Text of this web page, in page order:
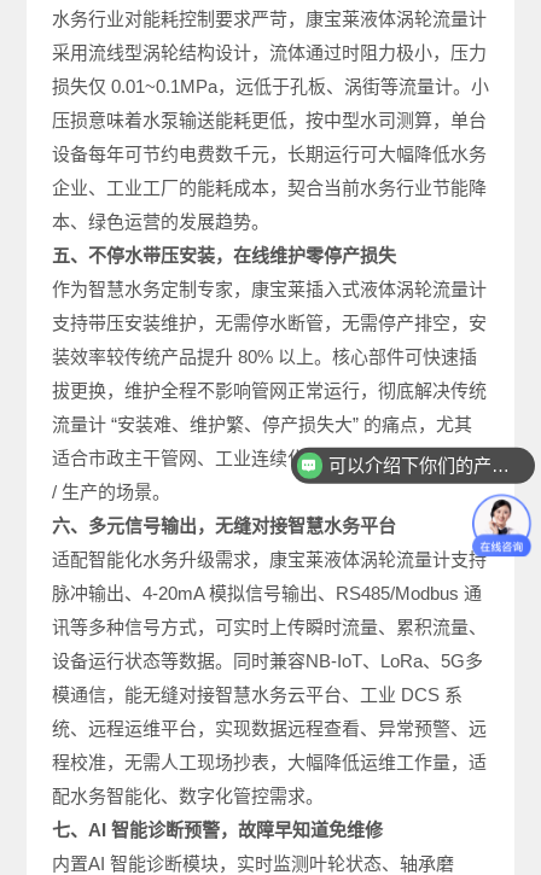
水务行业对能耗控制要求严苛，康宝莱液体涡轮流量计
采用流线型涡轮结构设计，流体通过时阻力极小，压力
损失仅 0.01~0.1MPa，远低于孔板、涡街等流量计。小
压损意味着水泵输送能耗更低，按中型水司测算，单台
设备每年可节约电费数千元，长期运行可大幅降低水务
企业、工业工厂的能耗成本，契合当前水务行业节能降
本、绿色运营的发展趋势。
五、不停水带压安装，在线维护零停产损失
作为智慧水务定制专家，康宝莱插入式液体涡轮流量计
支持带压安装维护，无需停水断管，无需停产排空，安
装效率较传统产品提升 80% 以上。核心部件可快速插
拔更换，维护全程不影响管网正常运行，彻底解决传统
流量计 “安装难、维护繁、停产损失大” 的痛点，尤其
适合市政主干管网、工业连续化生产线等不能中断供水
/ 生产的场景。
六、多元信号输出，无缝对接智慧水务平台
适配智能化水务升级需求，康宝莱液体涡轮流量计支持
脉冲输出、4-20mA 模拟信号输出、RS485/Modbus 通
讯等多种信号方式，可实时上传瞬时流量、累积流量、
设备运行状态等数据。同时兼容NB-IoT、LoRa、5G多
模通信，能无缝对接智慧水务云平台、工业 DCS 系
统、远程运维平台，实现数据远程查看、异常预警、远
程校准，无需人工现场抄表，大幅降低运维工作量，适
配水务智能化、数字化管控需求。
七、AI 智能诊断预警，故障早知道免维修
内置AI 智能诊断模块，实时监测叶轮状态、轴承磨
可以介绍下你们的产品么